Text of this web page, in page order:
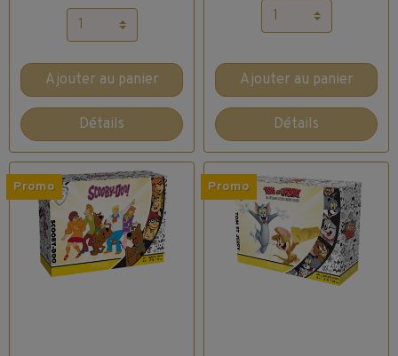
Ajouter au panier
Détails
Ajouter au panier
Détails
Promo Promo